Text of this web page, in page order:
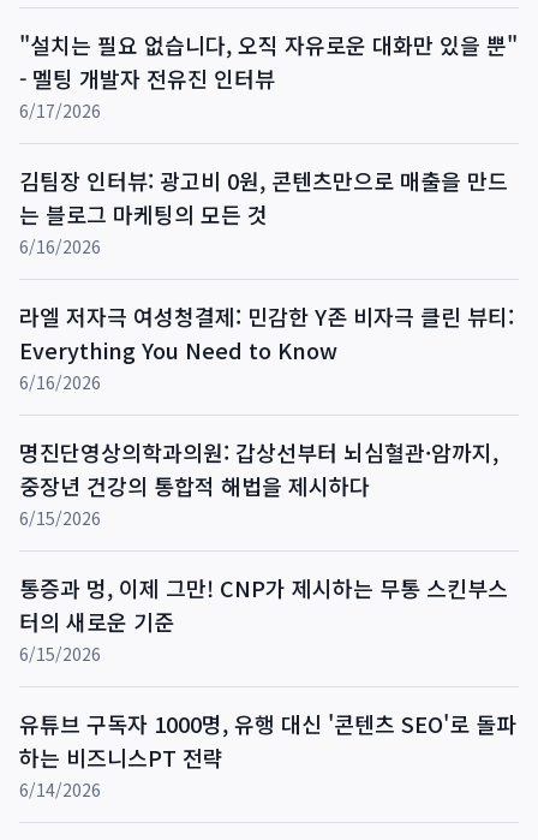
"설치는 필요 없습니다, 오직 자유로운 대화만 있을 뿐"
- 멜팅 개발자 전유진 인터뷰
6/17/2026
김팀장 인터뷰: 광고비 0원, 콘텐츠만으로 매출을 만드
는 블로그 마케팅의 모든 것
6/16/2026
라엘 저자극 여성청결제: 민감한 Y존 비자극 클린 뷰티:
Everything You Need to Know
6/16/2026
명진단영상의학과의원: 갑상선부터 뇌심혈관·암까지,
중장년 건강의 통합적 해법을 제시하다
6/15/2026
통증과 멍, 이제 그만! CNP가 제시하는 무통 스킨부스
터의 새로운 기준
6/15/2026
유튜브 구독자 1000명, 유행 대신 '콘텐츠 SEO'로 돌파
하는 비즈니스PT 전략
6/14/2026